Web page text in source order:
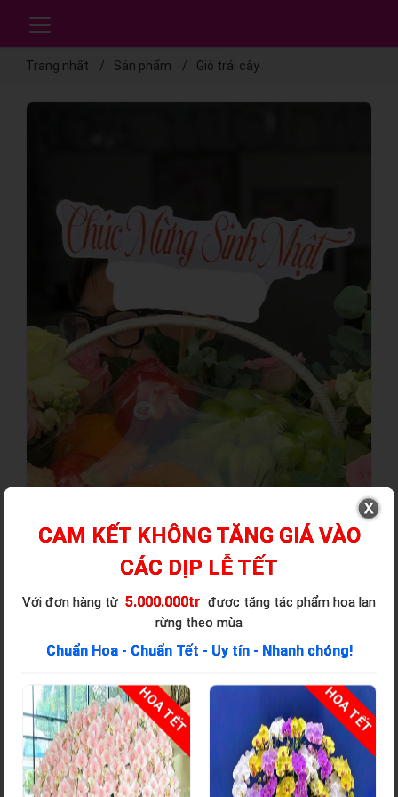
Trang nhất Sản phẩm Giỏ trái cây
CAM KẾT KHÔNG TĂNG GIÁ VÀO
CÁC DỊP LỄ TẾT
Với đơn hàng từ 5.000.000tr được tặng tác phẩm hoa lan
rừng theo mùa
Chuẩn Hoa - Chuẩn Tết - Uy tín - Nhanh chóng!
HOA TẾT HOA TẾT